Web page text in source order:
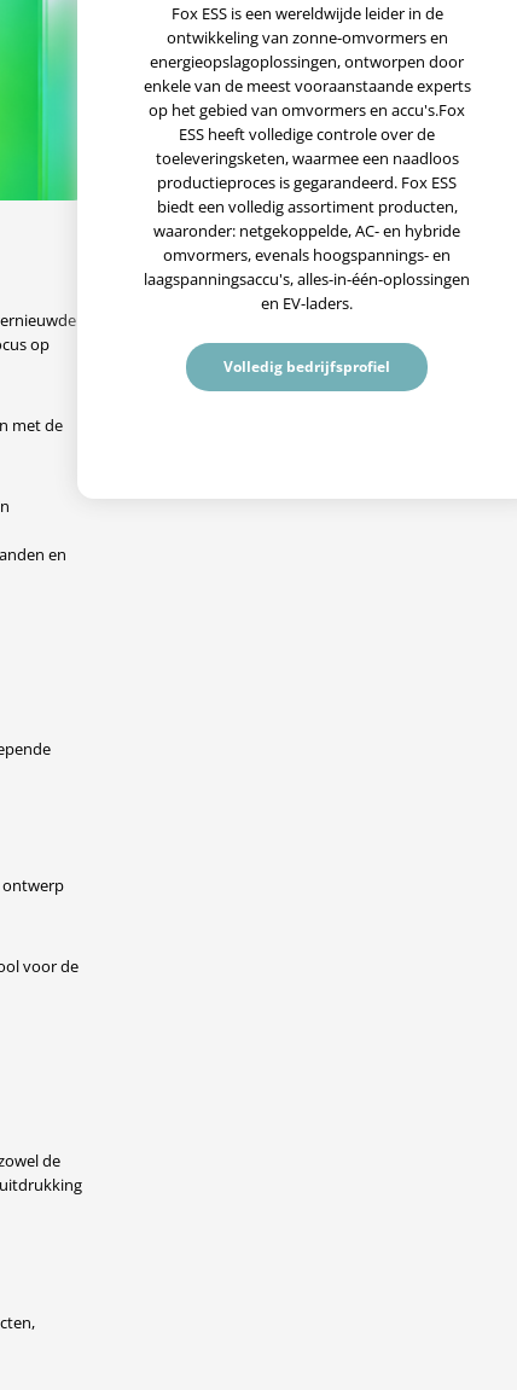
op
met de
en
ontwerp
voor de
de
Fox ESS is een wereldwijde leider in de
ontwikkeling van zonne-omvormers en
energieopslagoplossingen, ontworpen door
enkele van de meest vooraanstaande experts
op het gebied van omvormers en accu's.Fox
ESS heeft volledige controle over de
toeleveringsketen, waarmee een naadloos
productieproces is gegarandeerd. Fox ESS
biedt een volledig assortiment producten,
waaronder: netgekoppelde, AC- en hybride
omvormers, evenals hoogspannings- en
laagspanningsaccu's, alles-in-één-oplossingen
en EV-laders.
Volledig bedrijfsprofiel